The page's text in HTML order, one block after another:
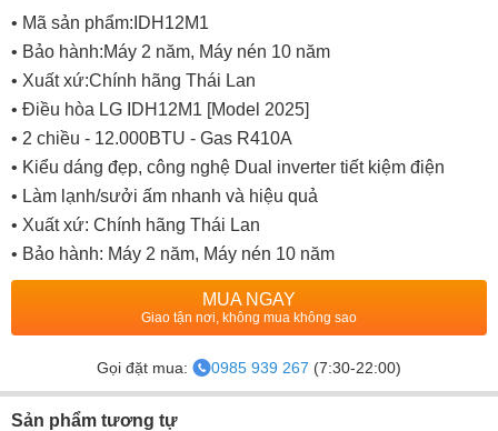
• Mã sản phẩm:IDH12M1
• Bảo hành:Máy 2 năm, Máy nén 10 năm
• Xuất xứ:Chính hãng Thái Lan
• Điều hòa LG IDH12M1 [Model 2025]
• 2 chiều - 12.000BTU - Gas R410A
• Kiểu dáng đẹp, công nghệ Dual inverter tiết kiệm điện
• Làm lạnh/sưởi ấm nhanh và hiệu quả
• Xuất xứ: Chính hãng Thái Lan
• Bảo hành: Máy 2 năm, Máy nén 10 năm
MUA NGAY
Giao tận nơi, không mua không sao
Gọi đặt mua: 0985 939 267 (7:30-22:00)
Sản phẩm tương tự